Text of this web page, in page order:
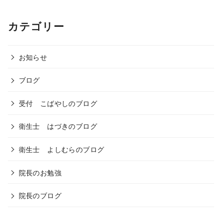
カテゴリー
お知らせ
ブログ
受付 こばやしのブログ
衛生士 はづきのブログ
衛生士 よしむらのブログ
院長のお勉強
院長のブログ